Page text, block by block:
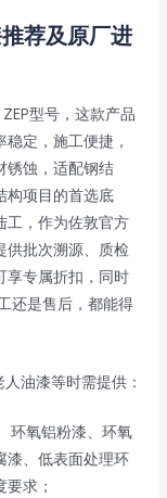
荐及原厂进
型号，这款产品
定，施工便捷，
锈蚀，适配钢结
构项目的首选底
工，作为佐敦官方
供批次溯源、质检
享专属折扣，同时
还是售后，都能得
油漆等时需提供：
环氧铝粉漆、环氧
漆、低表面处理环
求；